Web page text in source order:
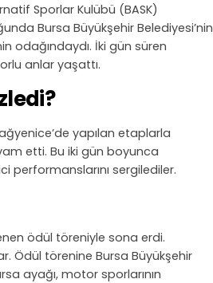
Sporlar Kulübü (BASK)
Bursa Büyükşehir Belediyesi’nin
odağındaydı. İki gün süren
anlar yaşattı.
yapılan etaplarla
etti. Bu iki gün boyunca
performanslarını sergilediler.
ödül töreniyle sona erdi.
Ödül törenine Bursa Büyükşehir
ayağı, motor sporlarının